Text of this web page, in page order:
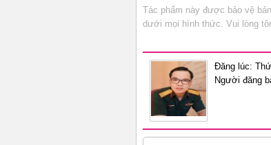
Tác phẩm này được bảo vệ
dưới mọi hình thức. Vui lòng
Đăng lúc:
Người đăng